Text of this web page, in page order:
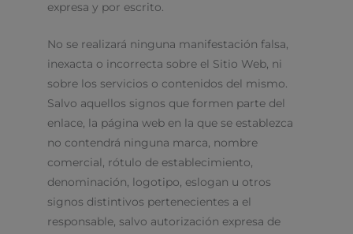
expresa y por escrito.
No se realizará ninguna manifestación falsa,
inexacta o incorrecta sobre el Sitio Web, ni
sobre los servicios o contenidos del mismo.
Salvo aquellos signos que formen parte del
enlace, la página web en la que se establezca
no contendrá ninguna marca, nombre
comercial, rótulo de establecimiento,
denominación, logotipo, eslogan u otros
signos distintivos pertenecientes a el
responsable, salvo autorización expresa de